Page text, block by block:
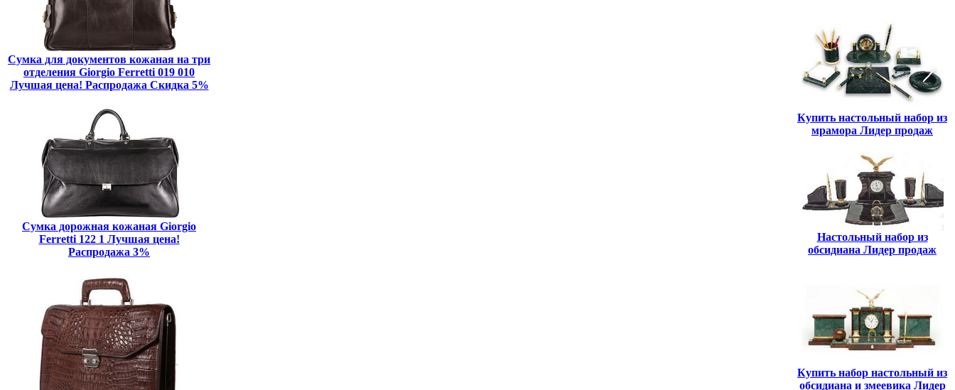
Сумка для документов кожаная на три
отделения Giorgio Ferretti 019 010
Лучшая цена! Распродажа Скидка 5%
Сумка дорожная кожаная Giorgio
Ferretti 122 1 Лучшая цена!
Распродажа 3%
Купить настольный набор из
мрамора Лидер продаж
Настольный набор из
обсидиана Лидер продаж
Купить набор настольный из
обсидиана и змеевика Лидер